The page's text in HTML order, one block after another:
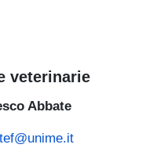
veterinarie
Abbate